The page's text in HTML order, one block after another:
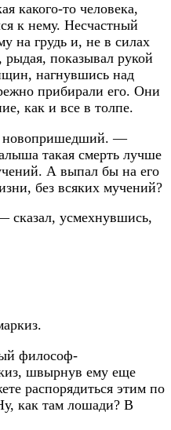
какого-то человека,
к нему. Несчастный
на грудь и, не в силах
рыдая, показывал рукой
нагнувшись над
прибирали его. Они
как и все в толпе.
новопришедший. —
такая смерть лучше
А выпал бы на его
без всяких мучений?
усмехнувшись,
философ-
швырнув ему еще
распорядиться этим по
как там лошади? В